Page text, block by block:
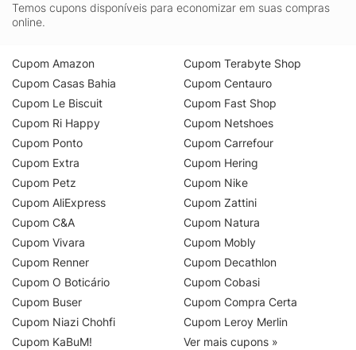
Temos cupons disponíveis para economizar em suas compras
online.
Cupom Amazon
Cupom Casas Bahia
Cupom Le Biscuit
Cupom Ri Happy
Cupom Ponto
Cupom Extra
Cupom Petz
Cupom AliExpress
Cupom C&A
Cupom Vivara
Cupom Renner
Cupom O Boticário
Cupom Buser
Cupom Niazi Chohfi
Cupom KaBuM!
Cupom Terabyte Shop
Cupom Centauro
Cupom Fast Shop
Cupom Netshoes
Cupom Carrefour
Cupom Hering
Cupom Nike
Cupom Zattini
Cupom Natura
Cupom Mobly
Cupom Decathlon
Cupom Cobasi
Cupom Compra Certa
Cupom Leroy Merlin
Ver mais cupons »